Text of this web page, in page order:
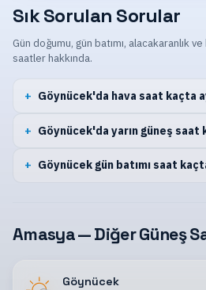
Sık Sorulan Sorular
Gün doğumu, gün batımı, alacakaranlık ve
saatler hakkında.
Göynücek'da hava saat kaçta
Göynücek'da yarın güneş saat
Göynücek gün batımı saat
Amasya — Diğer Güneş
Göynücek